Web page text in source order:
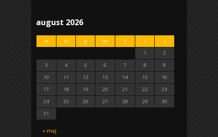
august 2026
m ti o to f l s
« maj
1
2
3
4 5 6 7 8
9
10
11 12 13 14 15
16
17
18 19 20 21 22
23
24
25 26 27 28 29
30
31